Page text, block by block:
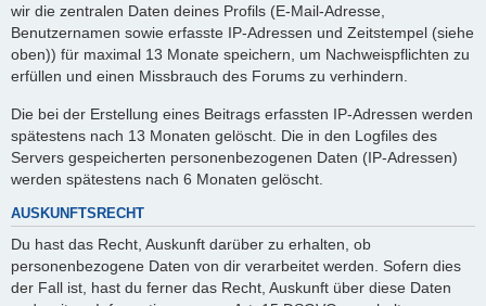
wir die zentralen Daten deines Profils (E-Mail-Adresse,
Benutzernamen sowie erfasste IP-Adressen und Zeitstempel (siehe
oben)) für maximal 13 Monate speichern, um Nachweispflichten zu
erfüllen und einen Missbrauch des Forums zu verhindern.
Die bei der Erstellung eines Beitrags erfassten IP-Adressen werden
spätestens nach 13 Monaten gelöscht. Die in den Logfiles des
Servers gespeicherten personenbezogenen Daten (IP-Adressen)
werden spätestens nach 6 Monaten gelöscht.
AUSKUNFTSRECHT
Du hast das Recht, Auskunft darüber zu erhalten, ob
personenbezogene Daten von dir verarbeitet werden. Sofern dies
der Fall ist, hast du ferner das Recht, Auskunft über diese Daten